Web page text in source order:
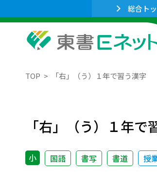
総合ト
TOP 「右」（う）１年で習う漢字
「右」（う）１年で
小 国語 書写 書道 授